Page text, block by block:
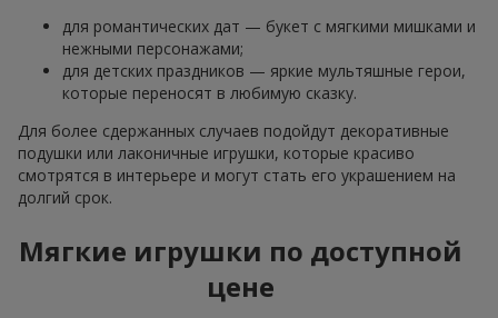
для романтических дат — букет с мягкими мишками и
нежными персонажами;
для детских праздников — яркие мультяшные герои,
которые переносят в любимую сказку.
Для более сдержанных случаев подойдут декоративные
подушки или лаконичные игрушки, которые красиво
смотрятся в интерьере и могут стать его украшением на
долгий срок.
Мягкие игрушки по доступной
цене